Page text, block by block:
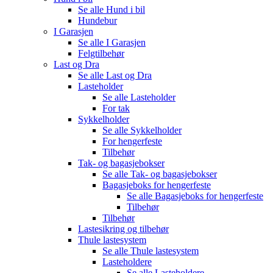
Se alle Hund i bil
Hundebur
I Garasjen
Se alle I Garasjen
Felgtilbehør
Last og Dra
Se alle Last og Dra
Lasteholder
Se alle Lasteholder
For tak
Sykkelholder
Se alle Sykkelholder
For hengerfeste
Tilbehør
Tak- og bagasjebokser
Se alle Tak- og bagasjebokser
Bagasjeboks for hengerfeste
Se alle Bagasjeboks for hengerfeste
Tilbehør
Tilbehør
Lastesikring og tilbehør
Thule lastesystem
Se alle Thule lastesystem
Lasteholdere